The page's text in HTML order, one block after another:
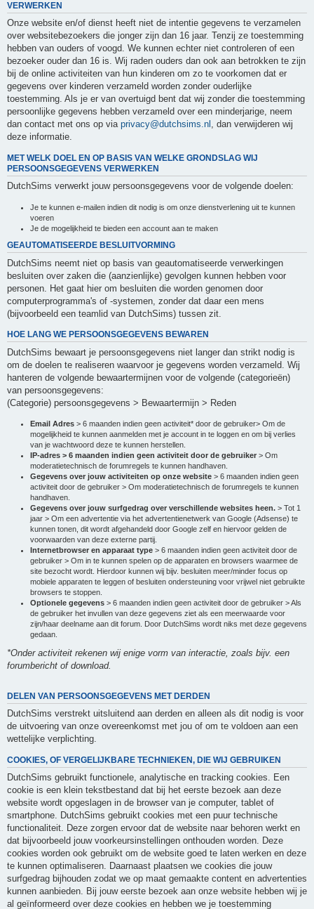
VERWERKEN
Onze website en/of dienst heeft niet de intentie gegevens te verzamelen
over websitebezoekers die jonger zijn dan 16 jaar. Tenzij ze toestemming
hebben van ouders of voogd. We kunnen echter niet controleren of een
bezoeker ouder dan 16 is. Wij raden ouders dan ook aan betrokken te zijn
bij de online activiteiten van hun kinderen om zo te voorkomen dat er
gegevens over kinderen verzameld worden zonder ouderlijke
toestemming. Als je er van overtuigd bent dat wij zonder die toestemming
persoonlijke gegevens hebben verzameld over een minderjarige, neem
dan contact met ons op via privacy@dutchsims.nl , dan verwijderen wij
deze informatie.
MET WELK DOEL EN OP BASIS VAN WELKE GRONDSLAG WIJ
PERSOONSGEGEVENS VERWERKEN
DutchSims verwerkt jouw persoonsgegevens voor de volgende doelen:
Je te kunnen e-mailen indien dit nodig is om onze dienstverlening uit te kunnen
voeren
Je de mogelijkheid te bieden een account aan te maken
GEAUTOMATISEERDE BESLUITVORMING
DutchSims neemt niet op basis van geautomatiseerde verwerkingen
besluiten over zaken die (aanzienlijke) gevolgen kunnen hebben voor
personen. Het gaat hier om besluiten die worden genomen door
computerprogramma's of -systemen, zonder dat daar een mens
(bijvoorbeeld een teamlid van DutchSims) tussen zit.
HOE LANG WE PERSOONSGEGEVENS BEWAREN
DutchSims bewaart je persoonsgegevens niet langer dan strikt nodig is
om de doelen te realiseren waarvoor je gegevens worden verzameld. Wij
hanteren de volgende bewaartermijnen voor de volgende (categorieën)
van persoonsgegevens:
(Categorie) persoonsgegevens > Bewaartermijn > Reden
Email Adres > 6 maanden indien geen activiteit* door de gebruiker> Om de
mogelijkheid te kunnen aanmelden met je account in te loggen en om bij verlies
van je wachtwoord deze te kunnen herstellen.
IP-adres > 6 maanden indien geen activiteit door de gebruiker > Om
moderatietechnisch de forumregels te kunnen handhaven.
Gegevens over jouw activiteiten op onze website > 6 maanden indien geen
activiteit door de gebruiker > Om moderatietechnisch de forumregels te kunnen
handhaven.
Gegevens over jouw surfgedrag over verschillende websites heen. > Tot 1
jaar > Om een advertentie via het advertentienetwerk van Google (Adsense) te
kunnen tonen, dit wordt afgehandeld door Google zelf en hiervoor gelden de
voorwaarden van deze externe partij.
Internetbrowser en apparaat type > 6 maanden indien geen activiteit door de
gebruiker > Om in te kunnen spelen op de apparaten en browsers waarmee de
site bezocht wordt. Hierdoor kunnen wij bijv. besluiten meer/minder focus op
mobiele apparaten te leggen of besluiten ondersteuning voor vrijwel niet gebruikte
browsers te stoppen.
Optionele gegevens > 6 maanden indien geen activiteit door de gebruiker > Als
de gebruiker het invullen van deze gegevens ziet als een meerwaarde voor
zijn/haar deelname aan dit forum. Door DutchSims wordt niks met deze gegevens
gedaan.
*Onder activiteit rekenen wij enige vorm van interactie, zoals bijv. een
forumbericht of download.
DELEN VAN PERSOONSGEGEVENS MET DERDEN
DutchSims verstrekt uitsluitend aan derden en alleen als dit nodig is voor
de uitvoering van onze overeenkomst met jou of om te voldoen aan een
wettelijke verplichting.
COOKIES, OF VERGELIJKBARE TECHNIEKEN, DIE WIJ GEBRUIKEN
DutchSims gebruikt functionele, analytische en tracking cookies. Een
cookie is een klein tekstbestand dat bij het eerste bezoek aan deze
website wordt opgeslagen in de browser van je computer, tablet of
smartphone. DutchSims gebruikt cookies met een puur technische
functionaliteit. Deze zorgen ervoor dat de website naar behoren werkt en
dat bijvoorbeeld jouw voorkeursinstellingen onthouden worden. Deze
cookies worden ook gebruikt om de website goed te laten werken en deze
te kunnen optimaliseren. Daarnaast plaatsen we cookies die jouw
surfgedrag bijhouden zodat we op maat gemaakte content en advertenties
kunnen aanbieden. Bij jouw eerste bezoek aan onze website hebben wij je
al geïnformeerd over deze cookies en hebben we je toestemming